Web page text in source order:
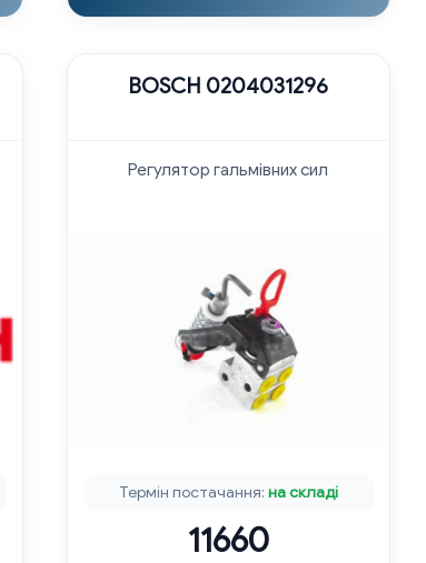
BOSCH 0204031296
Регулятор гальмівних сил
Термін постачання: на складі
11660